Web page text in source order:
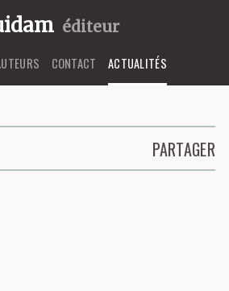
éditeur
CONTACT ACTUALITÉS
PARTAGER